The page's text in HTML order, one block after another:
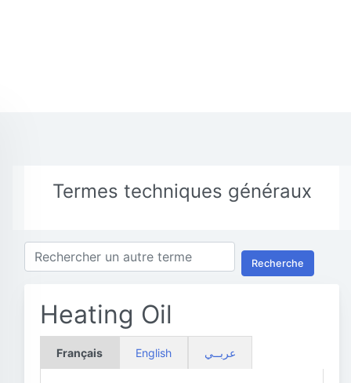
Termes techniques généraux
Recherche
Heating Oil
Français English عربــي